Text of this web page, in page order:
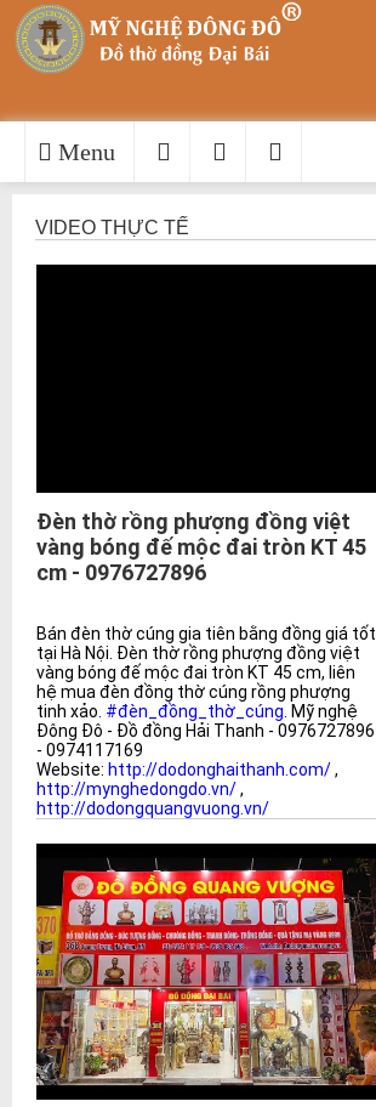
Menu
VIDEO THỰC TẾ
Đèn thờ rồng phượng đồng việt
vàng bóng đế mộc đai tròn KT 45
cm - 0976727896
Bán đèn thờ cúng gia tiên bằng đồng giá tốt
tại Hà Nội. Đèn thờ rồng phượng đồng việt
vàng bóng đế mộc đai tròn KT 45 cm, liên
hệ mua đèn đồng thờ cúng rồng phượng
tinh xảo. #đèn_đồng_thờ_cúng . Mỹ nghệ
Đông Đô - Đồ đồng Hải Thanh - 0976727896
- 0974117169
Website: http://dodonghaithanh.com/,
http://mynghedongdo.vn/,
http://dodongquangvuong.vn/